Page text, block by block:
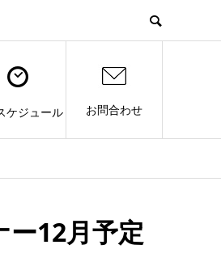
ケジュール お問合わせ
ー12月予定